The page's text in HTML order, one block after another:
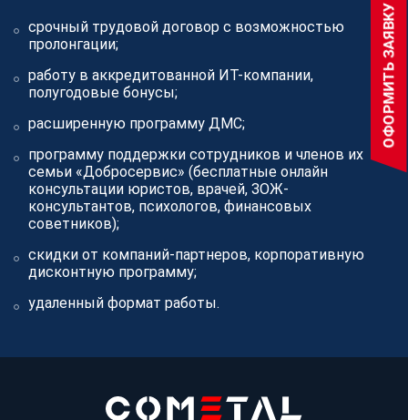
ОФОРМИТЬ ЗАЯВКУ
срочный трудовой договор с возможностью
пролонгации;
работу в аккредитованной ИТ-компании,
полугодовые бонусы;
расширенную программу ДМС;
программу поддержки сотрудников и членов их
семьи «Добросервис» (бесплатные онлайн
консультации юристов, врачей, ЗОЖ-
консультантов, психологов, финансовых
советников);
скидки от компаний-партнеров, корпоративную
дисконтную программу;
удаленный формат работы.